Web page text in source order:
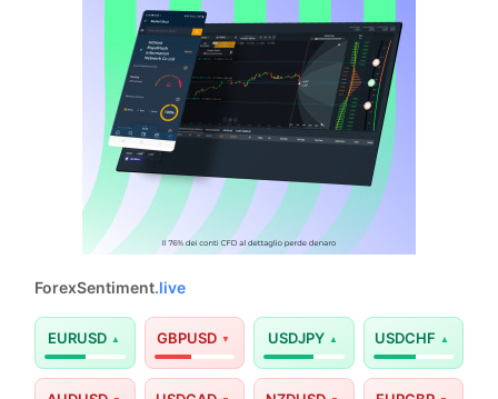
ForexSentiment.live
EURUSD GBPUSD USDJPY USDCHF